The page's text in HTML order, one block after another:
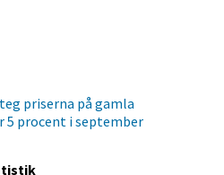
priserna på gamla
5 procent i september